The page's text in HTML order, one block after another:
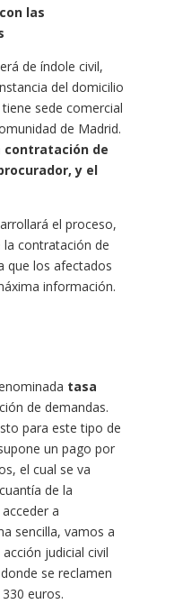
las
de índole civil,
del domicilio
sede comercial
de Madrid.
contratación de
y el
el proceso,
contratación de
que los afectados
información.
tasa
de demandas.
para este tipo de
un pago por
el cual se va
de la
a
sencilla, vamos a
judicial civil
se reclamen
euros.